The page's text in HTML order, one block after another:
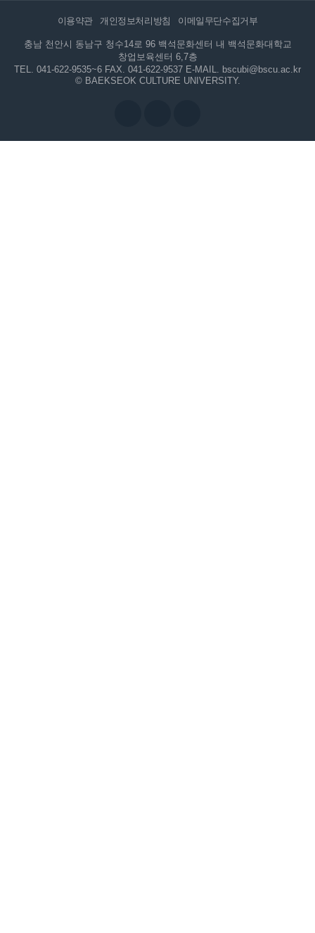
이용약관 개인정보처리방침 이메일무단수집거부
충남 천안시 동남구 청수14로 96 백석문화센터 내 백석문화대학교
창업보육센터 6,7층
TEL. 041-622-9535~6 FAX. 041-622-9537 E-MAIL. bscubi@bscu.ac.kr
© BAEKSEOK CULTURE UNIVERSITY.